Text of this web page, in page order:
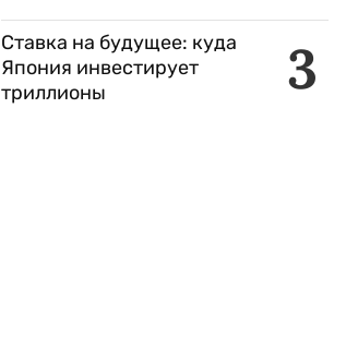
3
Ставка на будущее: куда
Япония инвестирует
триллионы